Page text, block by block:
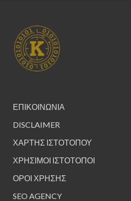
ΕΠΙΚΟΙΝΩΝΙΑ
DISCLAIMER
ΧΑΡΤΗΣ ΙΣΤΟΤΟΠΟΥ
ΧΡΗΣΙΜΟΙ ΙΣΤΟΤΟΠΟΙ
ΟΡΟΙ ΧΡΗΣΗΣ
SEO AGENCY